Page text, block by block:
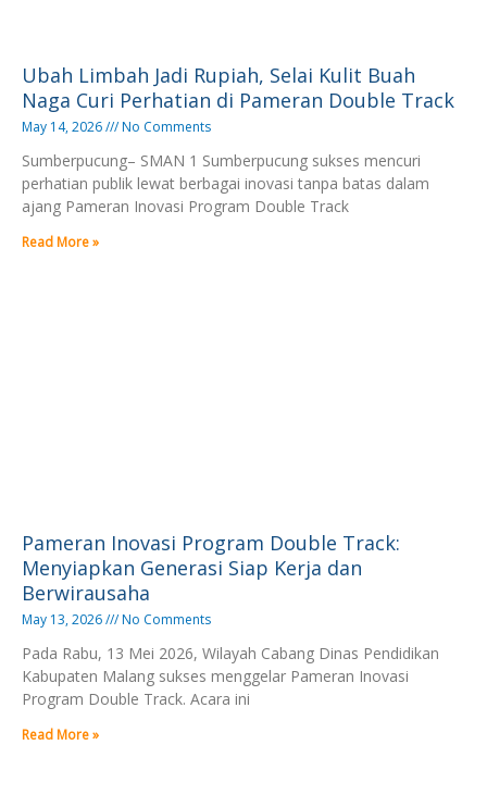
Ubah Limbah Jadi Rupiah, Selai Kulit Buah
Naga Curi Perhatian di Pameran Double Track
May 14, 2026 No Comments
Sumberpucung– SMAN 1 Sumberpucung sukses mencuri
perhatian publik lewat berbagai inovasi tanpa batas dalam
ajang Pameran Inovasi Program Double Track
Read More »
Pameran Inovasi Program Double Track:
Menyiapkan Generasi Siap Kerja dan
Berwirausaha
May 13, 2026 No Comments
Pada Rabu, 13 Mei 2026, Wilayah Cabang Dinas Pendidikan
Kabupaten Malang sukses menggelar Pameran Inovasi
Program Double Track. Acara ini
Read More »